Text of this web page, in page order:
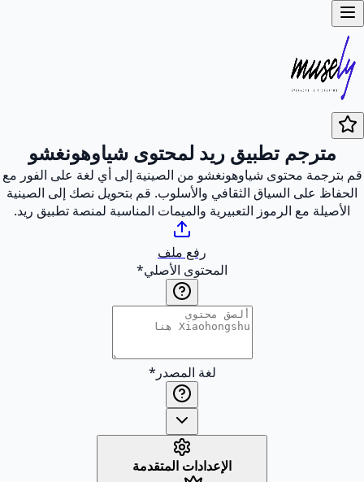
مترجم تطبيق ريد لمحتوى شياوهونغشو
قم بترجمة محتوى شياوهونغشو من الصينية إلى أي لغة على الفور مع
الحفاظ على السياق الثقافي والأسلوب. قم بتحويل نصك إلى الصينية
الأصيلة مع الرموز التعبيرية والميمات المناسبة لمنصة تطبيق ريد.
رفع ملف
المحتوى الأصلي*
لغة المصدر *
الإعدادات المتقدمة